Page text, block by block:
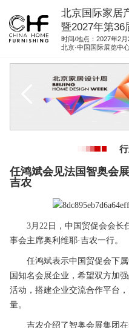
北京国际家居
暨2027年第36
时间/地点：2027年2月
北京·中国国际展览中
资料下载
参展联络
任鸿斌会见法国智奥会
吉农
3月22日，中国贸促会会长
事会主席奥利维耶·吉农一行。
任鸿斌表示中国贸促会下属
国知名会展企业，希望双方加
活动，搭建企业交流合作平台
量。
吉农介绍了智奥会展集团在